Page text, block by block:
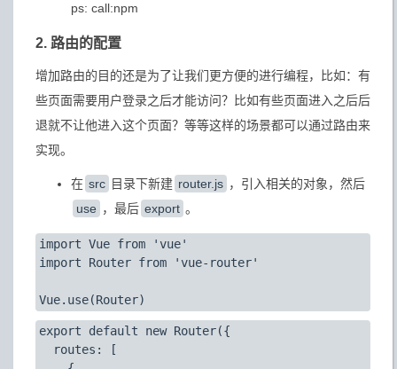
ps: call:npm
2. 路由的配置
增加路由的目的还是为了让我们更方便的进行编程，比如：有
些页面需要用户登录之后才能访问？比如有些页面进入之后后
退就不让他进入这个页面？等等这样的场景都可以通过路由来
实现。
在 src 目录下新建 router.js ，引入相关的对象，然后
use ，最后 export 。
import Vue from 'vue'
import Router from 'vue-router'
export default new Router({
  routes: [